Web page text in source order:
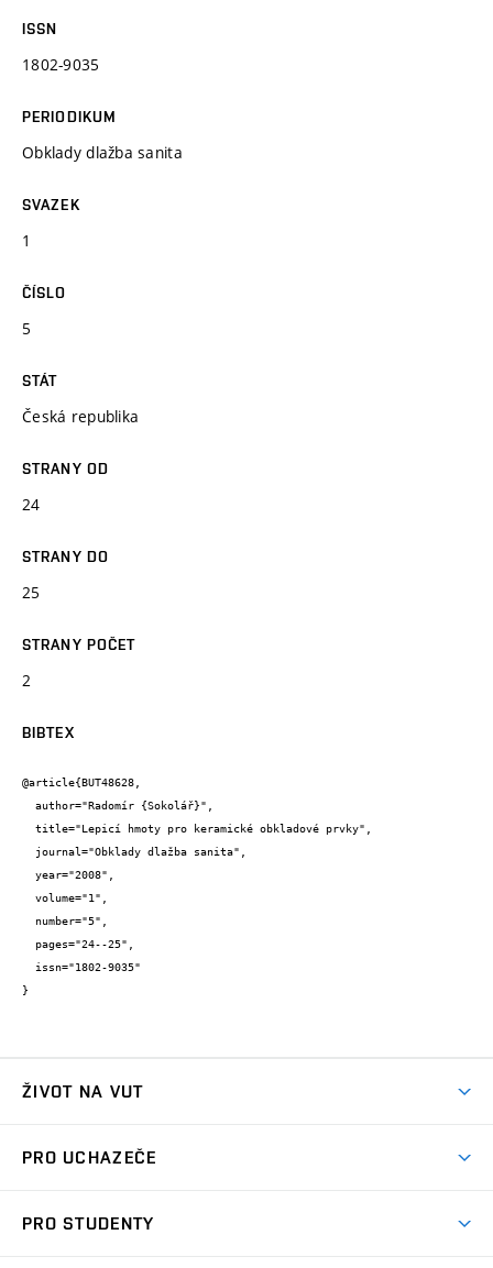
ISSN
1802-9035
PERIODIKUM
Obklady dlažba sanita
SVAZEK
1
ČÍSLO
5
STÁT
Česká republika
STRANY OD
24
STRANY DO
25
STRANY POČET
2
BIBTEX
@article{BUT48628,
}
ŽIVOT NA VUT
Koleje
PRO UCHAZEČE
PRO STUDENTY